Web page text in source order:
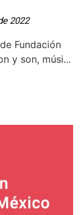
2022
Fundación
y son, músi...